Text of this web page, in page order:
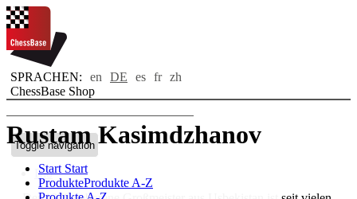
SPRACHEN: en DE es fr zh
ChessBase Shop
Toggle navigation
Start Start
ProdukteProdukte A-Z
Rustam Kasimdzhanov
Bio